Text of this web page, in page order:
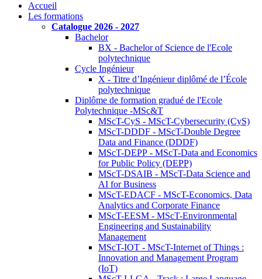
Accueil
Les formations
Catalogue 2026 - 2027
Bachelor
BX - Bachelor of Science de l'Ecole
polytechnique
Cycle Ingénieur
X - Titre d’Ingénieur diplômé de l’École
polytechnique
Diplôme de formation gradué de l'Ecole
Polytechnique -MSc&T
MScT-CyS - MScT-Cybersecurity (CyS)
MScT-DDDF - MScT-Double Degree
Data and Finance (DDDF)
MScT-DEPP - MScT-Data and Economics
for Public Policy (DEPP)
MScT-DSAIB - MScT-Data Science and
AI for Business
MScT-EDACF - MScT-Economics, Data
Analytics and Corporate Finance
MScT-EESM - MScT-Environmental
Engineering and Sustainability
Management
MScT-IOT - MScT-Internet of Things :
Innovation and Management Program
(IoT)